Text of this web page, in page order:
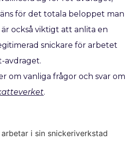
för det totala beloppet man
också viktigt att anlita en
snickare för arbetet
avdraget.
om vanliga frågor och svar om
.